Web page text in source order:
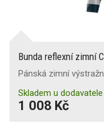
Bunda reflexní zimní
Pánská zimní
Skladem u dodavatele
1 008 Kč